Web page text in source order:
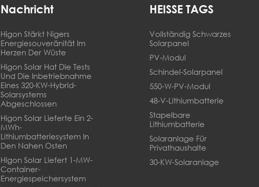
Nachricht
Higon Stärkt Nigers
Energiesouveränität Im
Herzen Der Wüste
Higon Solar Hat Die Tests
Und Die Inbetriebnahme
Eines 320-KW-Hybrid-
Solarsystems
Abgeschlossen
Higon Solar Lieferte Ein 2-
MWh-
Lithiumbatteriesystem In
Den Nahen Osten
Higon Solar Liefert 1-MW-
Container-
Energiespeichersystem
HEISSE TAGS
Vollständig Schwarzes
Solarpanel
PV-Modul
Schindel-Solarpanel
550-W-PV-Modul
48-V-Lithiumbatterie
Stapelbare
Lithiumbatterie
Solaranlage Für
Privathaushalte
30-KW-Solaranlage